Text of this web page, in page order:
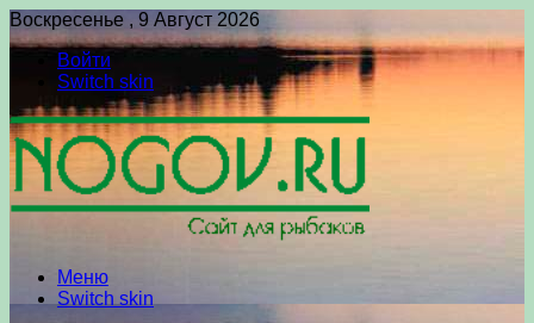
Воскресенье , 9 Август 2026
Войти
Switch skin
Меню
Switch skin